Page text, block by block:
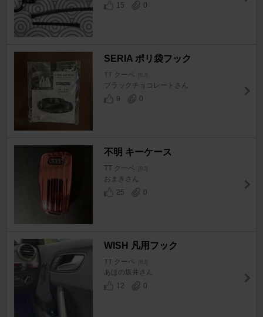
15
0
SERIA ポリ袋フック
TT クーペ [8J]
ブラックチョコレートさん
9
0
不明 キーケース
TT クーペ [8J]
おまきさん
25
0
WISH 凡用フック
TT クーペ [8J]
あほの坂井さん
12
0